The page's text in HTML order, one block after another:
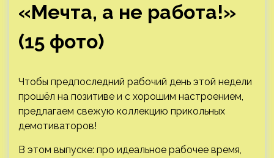
«Мечта, а не работа!»
(15 фото)
Чтобы предпоследний рабочий день этой недели
прошёл на позитиве и с хорошим настроением,
предлагаем свежую коллекцию прикольных
демотиваторов!
В этом выпуске: про идеальное рабочее время,